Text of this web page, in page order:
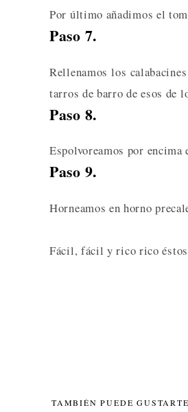
Por último añadimos el
Paso 7.
Rellenamos los
tarros de barro de esos de
Paso 8.
Espolvoreamos por
Paso 9.
Horneamos en horno
Fácil, fácil y rico rico éstos
TAMBIÉN PUEDE GUSTARTE